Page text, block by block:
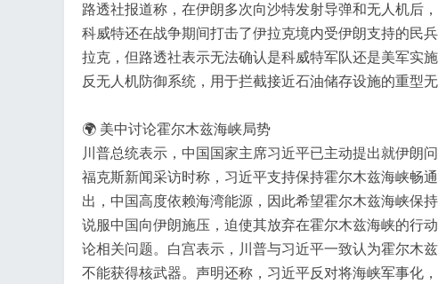
路透社报道称，在伊朗多次向沙特发射导弹和无人机后
科威特还在战争期间打击了伊拉克境内受伊朗支持的民
拉克，但路透社表示无法确认是科威特军队还是美军实
反无人机防御系统，用于拦截接近石油储存设施的重型无
🌍 美中讨论霍尔木兹海峡局势
川普总统表示，中国国家主席习近平已主动提出就伊朗
福克斯新闻采访时称，习近平支持保持霍尔木兹海峡畅
出，中国高度依赖海湾能源，因此希望霍尔木兹海峡保
说服中国向伊朗施压，迫使其放弃在霍尔木兹海峡的行
论相关问题。白宫表示，川普与习近平一致认为霍尔木
不能获得核武器。声明还称，习近平反对将海峡军事化